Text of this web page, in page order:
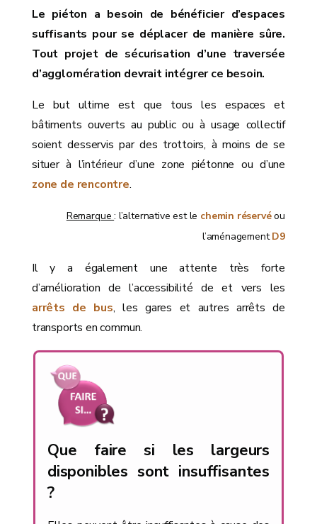
Le piéton a besoin de bénéficier d’espaces
suffisants pour se déplacer de manière sûre.
Tout projet de sécurisation d’une traversée
d’agglomération devrait intégrer ce besoin.
Le but ultime est que tous les espaces et
bâtiments ouverts au public ou à usage collectif
soient desservis par des trottoirs, à moins de se
situer à l’intérieur d’une zone piétonne ou d’une
zone de rencontre.
Remarque: l’alternative est le chemin réservéou
l’aménagementD9
Il y a également une attente très forte
d’amélioration de l’accessibilité de et vers les
arrêts de bus, les gares et autres arrêts de
transports en commun.
Que faire si les largeurs
disponibles sont insuffisantes
?